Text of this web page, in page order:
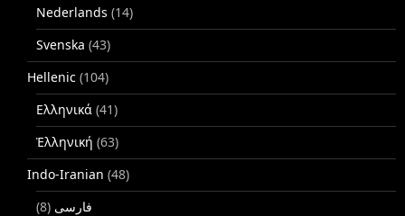
Nederlands (14)
Svenska (43)
Hellenic (104)
Ελληνικά (41)
Ἑλληνική (63)
Indo-Iranian (48)
فارسی (8)